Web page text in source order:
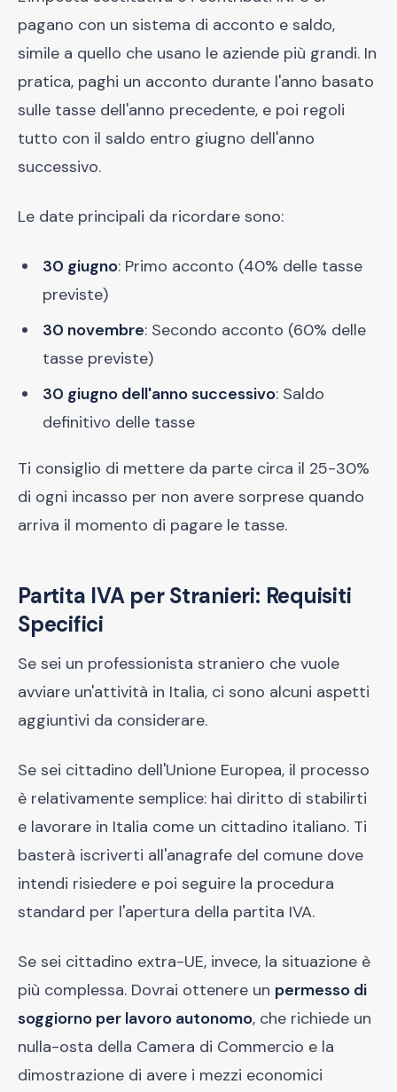
pagano con un sistema di acconto e saldo,
simile a quello che usano le aziende più grandi. In
pratica, paghi un acconto durante l'anno basato
sulle tasse dell'anno precedente, e poi regoli
tutto con il saldo entro giugno dell'anno
successivo.
Le date principali da ricordare sono:
30 giugno: Primo acconto (40% delle tasse
previste)
30 novembre: Secondo acconto (60% delle
tasse previste)
30 giugno dell'anno successivo: Saldo
definitivo delle tasse
Ti consiglio di mettere da parte circa il 25-30%
di ogni incasso per non avere sorprese quando
arriva il momento di pagare le tasse.
Partita IVA per Stranieri: Requisiti
Specifici
Se sei un professionista straniero che vuole
avviare un'attività in Italia, ci sono alcuni aspetti
aggiuntivi da considerare.
Se sei cittadino dell'Unione Europea, il processo
è relativamente semplice: hai diritto di stabilirti
e lavorare in Italia come un cittadino italiano. Ti
basterà iscriverti all'anagrafe del comune dove
intendi risiedere e poi seguire la procedura
standard per l'apertura della partita IVA.
Se sei cittadino extra-UE, invece, la situazione è
più complessa. Dovrai ottenere un permesso di
soggiorno per lavoro autonomo, che richiede un
nulla-osta della Camera di Commercio e la
dimostrazione di avere i mezzi economici